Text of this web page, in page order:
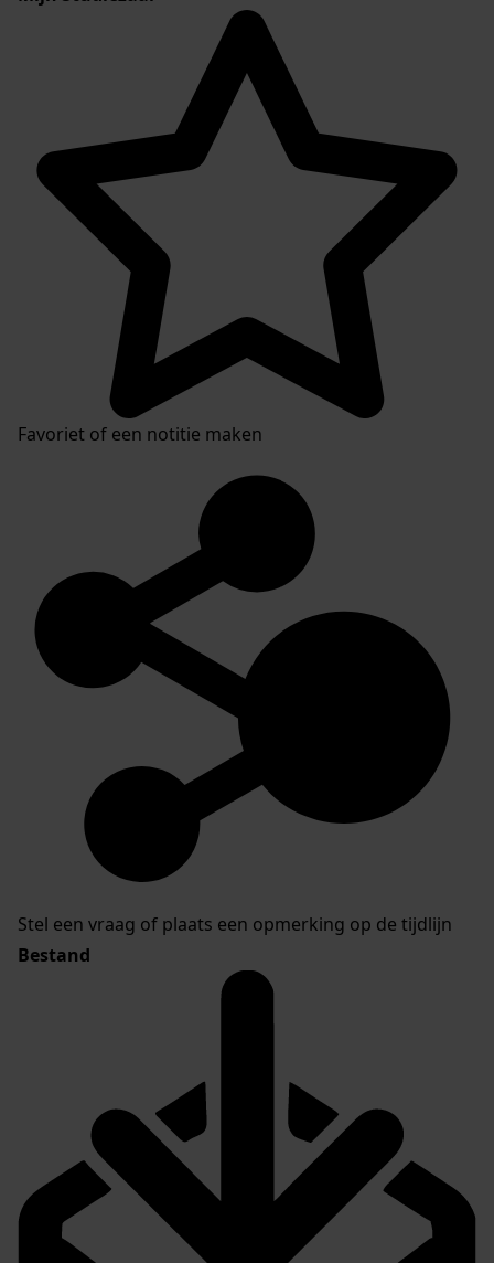
Favoriet of een notitie maken
Stel een vraag of plaats een opmerking op de tijdlijn
Bestand